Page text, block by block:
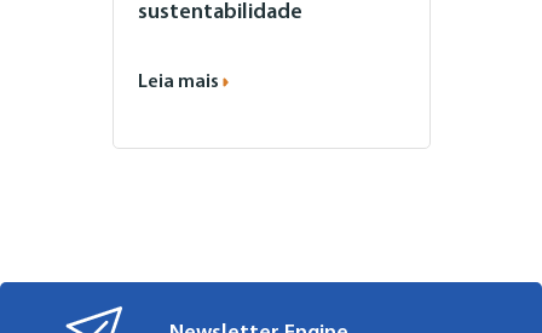
sustentabilidade
Leia mais